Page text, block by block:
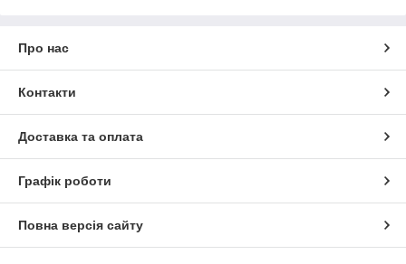
Про нас
Контакти
Доставка та оплата
Графік роботи
Повна версія сайту